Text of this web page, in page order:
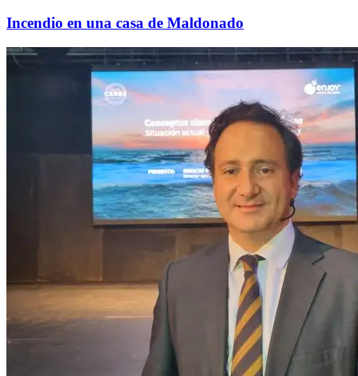
Incendio en una casa de Maldonado